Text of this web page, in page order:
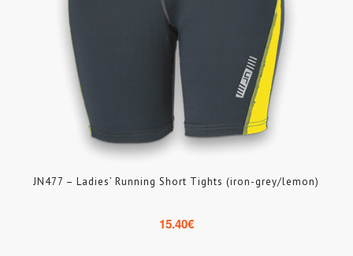
JN477 – Ladies’ Running Short Tights (iron-grey/lemon)
15.40€